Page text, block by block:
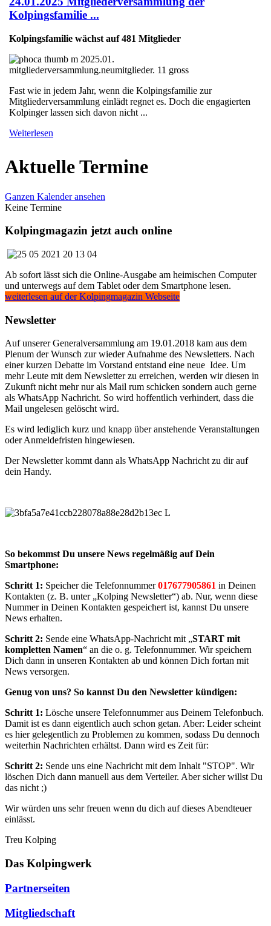
Kolpingsfamilie ...
Kolpingsfamilie wächst auf 481 Mitglieder
Fast wie in jedem Jahr, wenn die Kolpingsfamilie zur
Mitgliederversammlung einlädt regnet es. Doch die engagierten
Kolpinger lassen sich davon nicht ...
Weiterlesen
Aktuelle Termine
Ganzen Kalender ansehen
Keine Termine
Kolpingmagazin jetzt auch online
Ab sofort lässt sich die Online-Ausgabe am heimischen Computer
und unterwegs auf dem Tablet oder dem Smartphone lesen.
weiterlesen auf der Kolpingmagazin Webseite
Newsletter
Auf unserer Generalversammlung am 19.01.2018 kam aus dem
Plenum der Wunsch zur wieder Aufnahme des Newsletters. Nach
einer kurzen Debatte im Vorstand entstand eine neue Idee. Um
mehr Leute mit dem Newsletter zu erreichen, werden wir diesen in
Zukunft nicht mehr nur als Mail rum schicken sondern auch gerne
als WhatsApp Nachricht. So wird hoffentlich verhindert, dass die
Mail ungelesen gelöscht wird.
Es wird lediglich kurz und knapp über anstehende Veranstaltungen
oder Anmeldefristen hingewiesen.
Der Newsletter kommt dann als WhatsApp Nachricht zu dir auf
dein Handy.
So bekommst Du unsere News regelmäßig auf Dein
Smartphone:
Schritt 1: Speicher die Telefonnummer017677905861 in Deinen
Kontakten (z. B. unter „Kolping Newsletter“) ab. Nur, wenn diese
Nummer in Deinen Kontakten gespeichert ist, kannst Du unsere
News erhalten.
Schritt 2: Sende eine WhatsApp-Nachricht mit „START mit
kompletten Namen“ an die o. g. Telefonnummer. Wir speichern
Dich dann in unseren Kontakten ab und können Dich fortan mit
News versorgen.
Genug von uns? So kannst Du den Newsletter kündigen:
Schritt 1: Lösche unsere Telefonnummer aus Deinem Telefonbuch.
Damit ist es dann eigentlich auch schon getan. Aber: Leider scheint
es hier gelegentlich zu Problemen zu kommen, sodass Du dennoch
weiterhin Nachrichten erhältst. Dann wird es Zeit für:
Schritt 2: Sende uns eine Nachricht mit dem Inhalt "STOP". Wir
löschen Dich dann manuell aus dem Verteiler. Aber sicher willst Du
das nicht ;)
Wir würden uns sehr freuen wenn du dich auf dieses Abendteuer
einlässt.
Treu Kolping
Das Kolpingwerk
Partnerseiten
Mitgliedschaft